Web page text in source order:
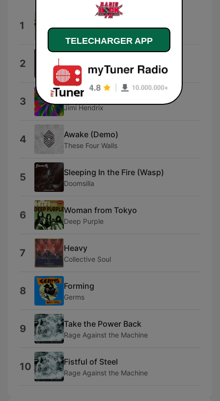
1 Lynard Skynard
2 Avulsed
3 Jimi Hendrix Interview, 1970
Jimi Hendrix
4 Awake (Demo)
These Four Walls
5 Sleeping In the Fire (Wasp)
Doomsilla
6 Woman from Tokyo
Deep Purple
7 Heavy
Collective Soul
8 Forming
Germs
9 Take the Power Back
Rage Against the Machine
10 Fistful of Steel
Rage Against the Machine
TELECHARGER APP